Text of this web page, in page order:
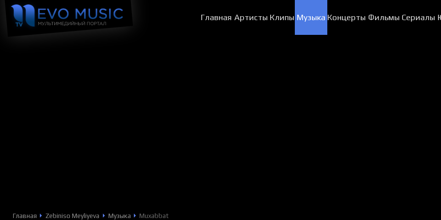
Главная Артисты Клипы Музыка Концерты Фильмы Сериалы
Главная Zebiniso Meyliyeva Музыка Muxabbat